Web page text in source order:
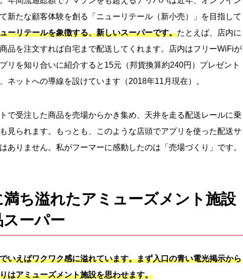
新たな顧客体験を創る「ニューリテール（新小売）」を目指して
ーリテールを象徴する、新しいスーパーです。たとえば、店内に
品を注文すれば自宅まで配送してくれます。店内はフリーWiFiが
リを知り合いに紹介すると15元（邦貨換算約240円）プレゼント
ネットへの導線を設けています（2018年11月現在）。
で受注した商品を売場からかき集め、天井を走る配送レールに乗
見られます。もっとも、このような店頭でアプリを使った配送サ
ありません。私がフーマーに感動したのは「売場づくり」です。
ち溢れたアミューズメント施設
ーパー
いえばワクワク感に溢れています。まず入口の青い電光掲示から
はアミューズメント施設を思わせます。